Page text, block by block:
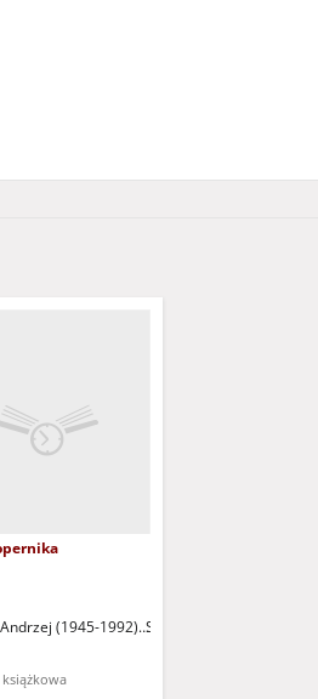
(1945-1992) Soliński, Bolesław